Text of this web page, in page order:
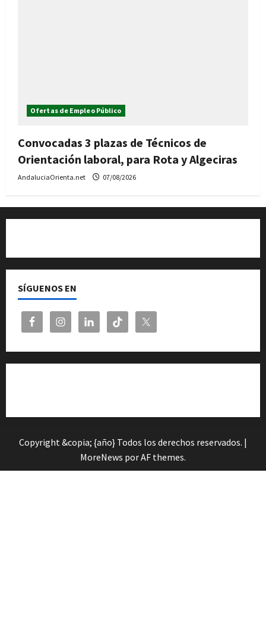
Ofertas de Empleo Público
Convocadas 3 plazas de Técnicos de
Orientación laboral, para Rota y Algeciras
AndaluciaOrienta.net 07/08/2026
SÍGUENOS EN
Copyright &copia; {año} Todos los derechos reservados. |
MoreNews por AF themes.